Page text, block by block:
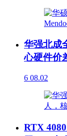
华强北成
心硬件价
6 08.02
RTX